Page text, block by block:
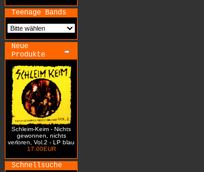
Teenage Bands
Neue
Produkte
Schleim-Keim - Nichts
gewonnen, nichts
verloren, Vol.2 - LP blau
17.00EUR
Schnellsuche